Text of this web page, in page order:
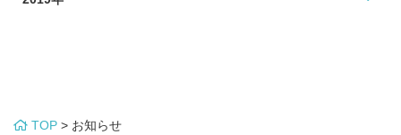
TOP > お知らせ